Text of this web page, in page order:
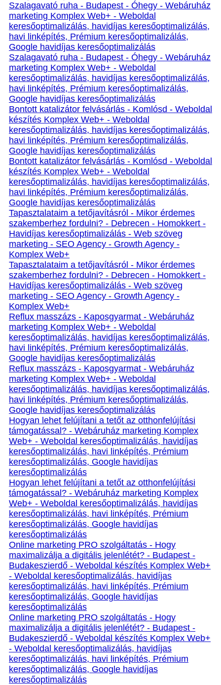
Szalagavató ruha - Budapest - Óhegy - Webáruház
marketing Komplex Web+ - Weboldal
keresőoptimalizálás, havidíjas keresőoptimalizálás,
havi linképítés, Prémium keresőoptimalizálás,
Google havidíjas keresőoptimalizálás
Szalagavató ruha - Budapest - Óhegy - Webáruház
marketing Komplex Web+ - Weboldal
keresőoptimalizálás, havidíjas keresőoptimalizálás,
havi linképítés, Prémium keresőoptimalizálás,
Google havidíjas keresőoptimalizálás
Bontott katalizátor felvásárlás - Komlósd - Weboldal
készítés Komplex Web+ - Weboldal
keresőoptimalizálás, havidíjas keresőoptimalizálás,
havi linképítés, Prémium keresőoptimalizálás,
Google havidíjas keresőoptimalizálás
Bontott katalizátor felvásárlás - Komlósd - Weboldal
készítés Komplex Web+ - Weboldal
keresőoptimalizálás, havidíjas keresőoptimalizálás,
havi linképítés, Prémium keresőoptimalizálás,
Google havidíjas keresőoptimalizálás
Tapasztalataim a tetőjavításról - Mikor érdemes
szakemberhez fordulni? - Debrecen - Homokkert -
Havidíjas keresőoptimalizálás - Web szöveg
marketing - SEO Agency - Growth Agency -
Komplex Web+
Tapasztalataim a tetőjavításról - Mikor érdemes
szakemberhez fordulni? - Debrecen - Homokkert -
Havidíjas keresőoptimalizálás - Web szöveg
marketing - SEO Agency - Growth Agency -
Komplex Web+
Reflux masszázs - Kaposgyarmat - Webáruház
marketing Komplex Web+ - Weboldal
keresőoptimalizálás, havidíjas keresőoptimalizálás,
havi linképítés, Prémium keresőoptimalizálás,
Google havidíjas keresőoptimalizálás
Reflux masszázs - Kaposgyarmat - Webáruház
marketing Komplex Web+ - Weboldal
keresőoptimalizálás, havidíjas keresőoptimalizálás,
havi linképítés, Prémium keresőoptimalizálás,
Google havidíjas keresőoptimalizálás
Hogyan lehet felújítani a tetőt az otthonfelújítási
támogatással? - Webáruház marketing Komplex
Web+ - Weboldal keresőoptimalizálás, havidíjas
keresőoptimalizálás, havi linképítés, Prémium
keresőoptimalizálás, Google havidíjas
keresőoptimalizálás
Hogyan lehet felújítani a tetőt az otthonfelújítási
támogatással? - Webáruház marketing Komplex
Web+ - Weboldal keresőoptimalizálás, havidíjas
keresőoptimalizálás, havi linképítés, Prémium
keresőoptimalizálás, Google havidíjas
keresőoptimalizálás
Online marketing PRO szolgáltatás - Hogy
maximalizálja a digitális jelenlétét? - Budapest -
Budakeszierdő - Weboldal készítés Komplex Web+
- Weboldal keresőoptimalizálás, havidíjas
keresőoptimalizálás, havi linképítés, Prémium
keresőoptimalizálás, Google havidíjas
keresőoptimalizálás
Online marketing PRO szolgáltatás - Hogy
maximalizálja a digitális jelenlétét? - Budapest -
Budakeszierdő - Weboldal készítés Komplex Web+
- Weboldal keresőoptimalizálás, havidíjas
keresőoptimalizálás, havi linképítés, Prémium
keresőoptimalizálás, Google havidíjas
keresőoptimalizálás